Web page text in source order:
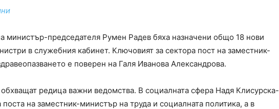
министър-председателя Румен Радев бяха назначени общо 18 нови
в служебния кабинет. Ключовият за сектора пост на заместник-
е поверен на Галя Иванова Александрова.
редица важни ведомства. В социалната сфера Надя Клисурска-
на заместник-министър на труда и социалната политика, а в